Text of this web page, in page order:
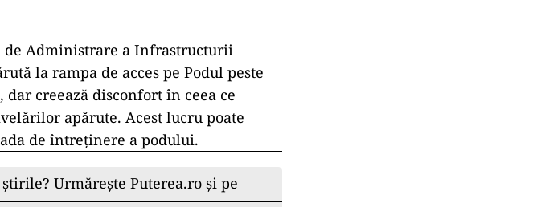
de Administrare a Infrastructurii
la rampa de acces pe Podul peste
creează disconfort în ceea ce
apărute. Acest lucru poate
de întreținere a podului.
Urmărește Puterea.ro și pe